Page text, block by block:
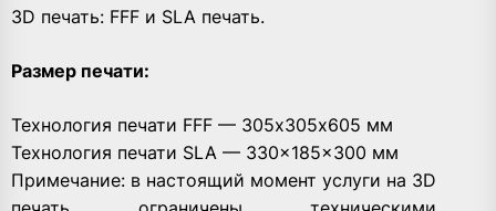
3D печать: FFF и SLA печать.
Размер печати:
Технология печати FFF — 305х305х605 мм
Технология печати SLA — 330x185x300 мм
Примечание: в настоящий момент услуги на 3D